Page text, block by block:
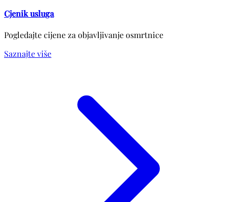
Cjenik usluga
Pogledajte cijene za objavljivanje osmrtnice
Saznajte više